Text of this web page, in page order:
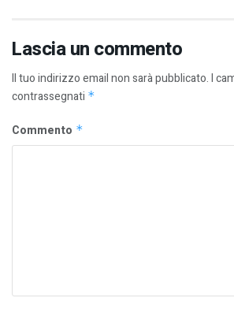
Lascia un commento
Il tuo indirizzo email non sarà pubblicato.I
contrassegnati *
Commento *